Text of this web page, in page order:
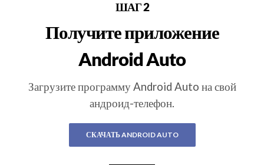
ШАГ 2
Получите приложение
Android Auto
Загрузите программу Android Auto на свой
андроид-телефон.
СКАЧАТЬ ANDROID AUTO